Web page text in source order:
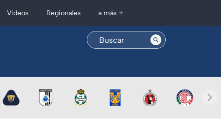
Videos Regionales a más +